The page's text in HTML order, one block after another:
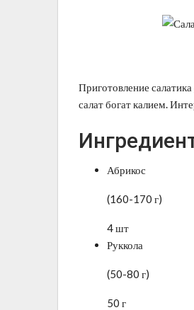
Приготовление
салат богат калием.
Абрикос
(160-170 г)
4 шт
Руккола
(50-80 г)
50 г